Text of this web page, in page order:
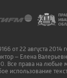
22 августа 2014
– Елена
. Все права на
использование